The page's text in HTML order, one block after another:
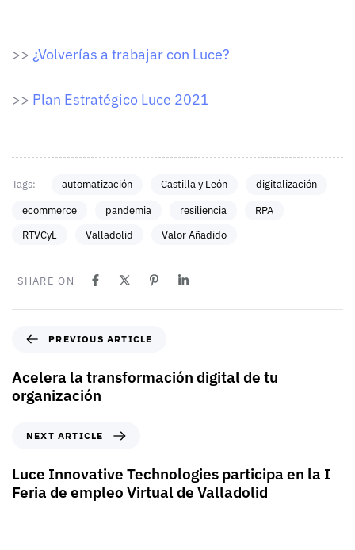
>> ¿Volverías a trabajar con Luce?
>> Plan Estratégico Luce 2021
Tags: automatización Castilla y León
digitalización
ecommerce
pandemia resiliencia
RPA
RTVCyL
Valladolid Valor Añadido
SHARE ON
PREVIOUS ARTICLE
Acelera la transformación digital de tu
organización
NEXT ARTICLE
Luce Innovative Technologies participa en la I
Feria de empleo Virtual de Valladolid